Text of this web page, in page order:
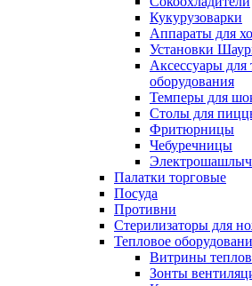
Кукурузоварки
Аппараты для
Установки
Аксессуары для
оборудования
Темперы для
Столы для
Фритюрницы
Чебуречницы
Палатки торговые
Посуда
Противни
Стерилизаторы для
Тепловое
Витрины
Зонты